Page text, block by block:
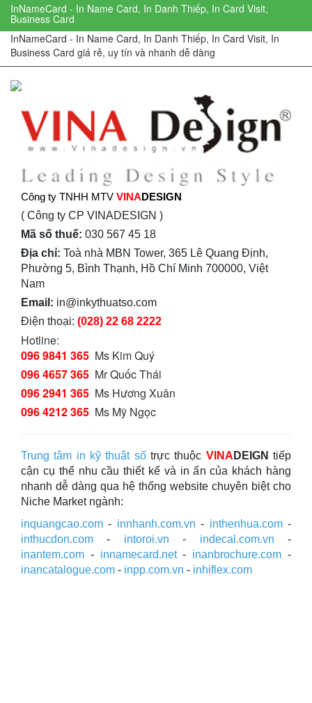
InNameCard - In Name Card, In Danh Thiếp, In Card Visit,
Business Card
InNameCard - In Name Card, In Danh Thiếp, In Card Visit, In
Business Card giá rẻ, uy tín và nhanh dễ dàng
Công ty TNHH MTV VINADESIGN
( Công ty CP VINADESIGN )
Mã số thuế: 030 567 45 18
Địa chỉ: Toà nhà MBN Tower, 365 Lê Quang Định,
Phường 5, Bình Thạnh, Hồ Chí Minh 700000, Việt
Nam
Email: in@inkythuatso.com
Điện thoại: (028) 22 68 2222
Hotline:
096 9841 365 Ms Kim Quý
096 4657 365 Mr Quốc Thái
096 2941 365 Ms Hương Xuân
096 4212 365 Ms Mỹ Ngọc
Trung tâm in kỹ thuật sốtrực thuộc VINA DEIGN tiếp
cận cụ thể nhu cầu thiết kế và in ấn của khách hàng
nhanh dễ dàng qua hệ thống website chuyên biệt cho
Niche Market ngành:
inquangcao.com - innhanh.com.vn - inthenhua.com-
inthucdon.com - intoroi.vn - indecal.com.vn -
inantem.com - innamecard.net- inanbrochure.com -
inancatalogue.com - inpp.com.vn - inhiflex.com